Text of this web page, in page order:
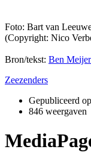
Foto: Bart van
(Copyright: Nico
Bron/tekst: Ben
Zeezenders
Gepubliceerd op
846 weergaven